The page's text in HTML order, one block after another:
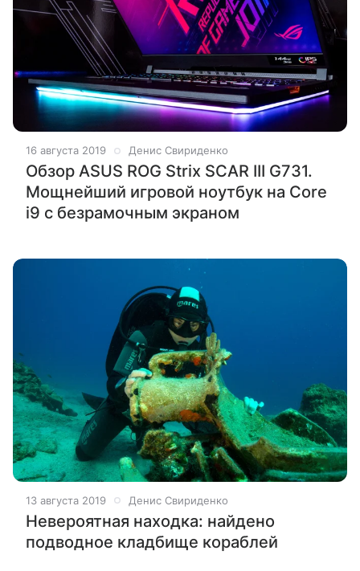
16 августа 2019 Денис Свириденко
Обзор ASUS ROG Strix SCAR III G731.
Мощнейший игровой ноутбук на Core
i9 с безрамочным экраном
13 августа 2019 Денис Свириденко
Невероятная находка: найдено
подводное кладбище кораблей